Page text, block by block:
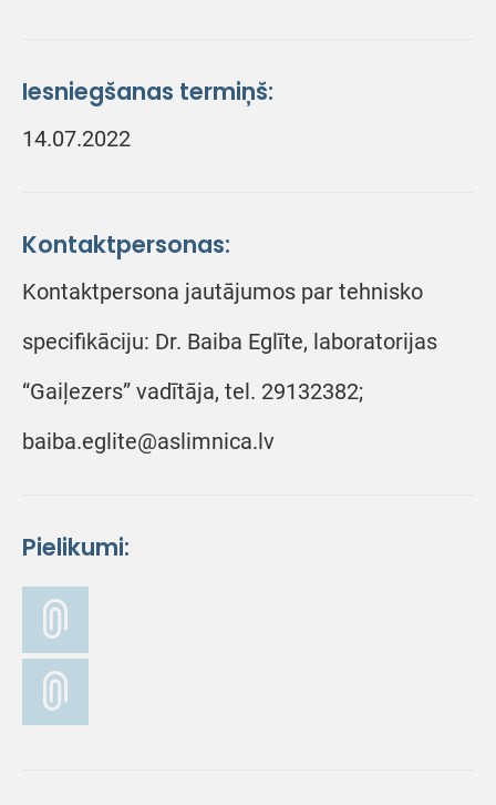
Iesniegšanas termiņš:
14.07.2022
Kontaktpersonas:
Kontaktpersona jautājumos par tehnisko
specifikāciju: Dr. Baiba Eglīte, laboratorijas
“Gaiļezers” vadītāja, tel. 29132382;
baiba.eglite@aslimnica.lv
Pielikumi: